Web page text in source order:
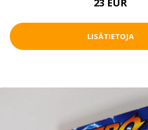
LISÄTIETOJA